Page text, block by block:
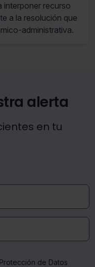
interponer recurso
a la resolución que
administrativa.
alerta
en tu
de Datos